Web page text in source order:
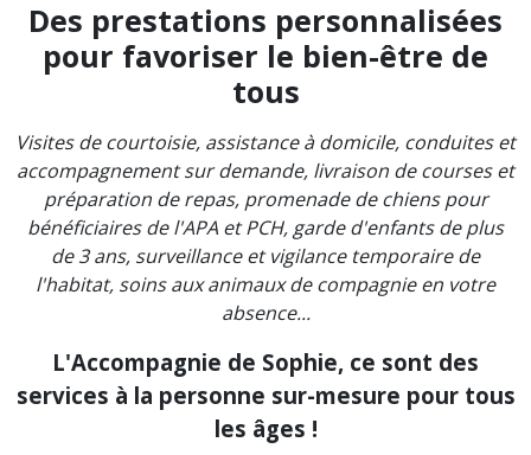
Des prestations personnalisées
pour favoriser le bien-être de
tous
Visites de courtoisie, assistance à domicile, conduites et
accompagnement sur demande, livraison de courses et
préparation de repas, promenade de chiens pour
bénéficiaires de l'APA et PCH, garde d'enfants de plus
de 3 ans, surveillance et vigilance temporaire de
l'habitat, soins aux animaux de compagnie en votre
absence...
L'Accompagnie de Sophie, ce sont des
services à la personne sur-mesure pour tous
les âges !